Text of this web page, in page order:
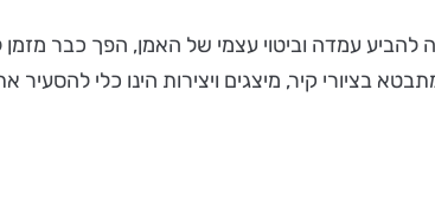
עמדה וביטוי עצמי של האמן, הפך כבר מזמן
בציורי קיר, מיצגים ויצירות הינו כלי